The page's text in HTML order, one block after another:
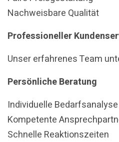
Nachweisbare Qualität
Professioneller
Unser erfahrenes Team
Persönliche Beratung
Individuelle Bedarfsanalyse
Kompetente
Schnelle Reaktionszeiten